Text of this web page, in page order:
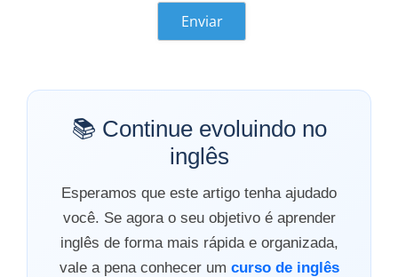
📚 Continue evoluindo no
inglês
Esperamos que este artigo tenha ajudado
você. Se agora o seu objetivo é aprender
inglês de forma mais rápida e organizada,
vale a pena conhecer um curso de inglês